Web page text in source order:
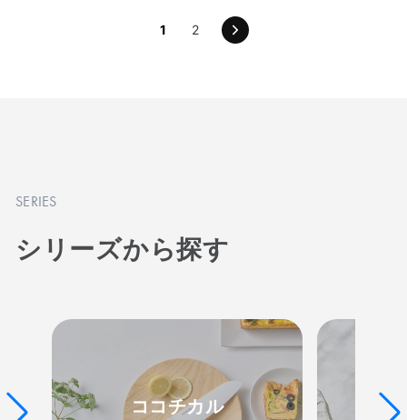
1 2
次
の
シリーズから探す
SERIES
ココチカル カ